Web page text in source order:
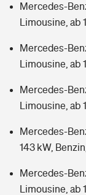
Mercedes-
Limousine, ab
Mercedes-
Limousine, ab
Mercedes-
Limousine, ab
Mercedes-
143 kW,
Mercedes-
Limousine, ab